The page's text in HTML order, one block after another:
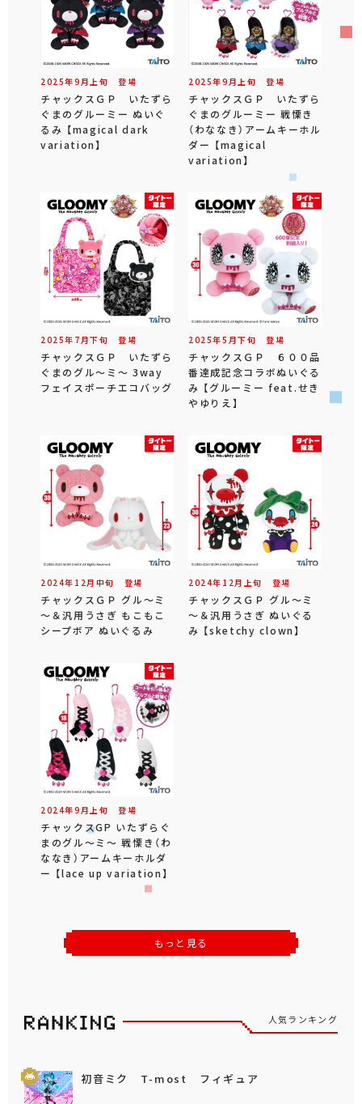
2025年9 月 上旬 登場
チャックスＧＰ いたずら
ぐまのグルーミー ぬいぐ
るみ 【magical dark
variation】
2025年9 月 上旬 登場
チャックスＧＰ いたずら
ぐまのグルーミー 戦慄き
（わななき）アームキーホル
ダー 【magical
variation】
2025年 7 月下旬 登場
チャックスＧＰ いたずら
ぐまのグル～ミ～ 3way
フェイスポーチエコバッグ
2025年5 月下旬 登場
チャックスＧＰ ６００品
番達成記念コラボぬいぐる
み 【グルーミー feat.せき
やゆりえ】
2024年 12 月 中旬 登場
チャックスＧＰ グル～ミ
～＆汎用うさぎ もこもこ
シープボア ぬいぐるみ
2024年 12 月 上旬 登場
チャックスＧＰ グル～ミ
～＆汎用うさぎ ぬいぐる
み 【sketchy clown】
2024年9 月 上旬 登場
チャックスGP いたずらぐ
まのグル～ミ～ 戦慄き（わ
ななき）アームキーホルダ
ー 【lace up variation】
もっと見る
人気ランキング
初音ミク T-most フィギュア